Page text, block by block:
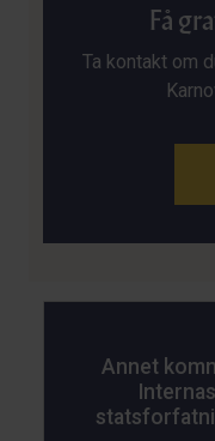
Få
Ta kontakt om
Annet